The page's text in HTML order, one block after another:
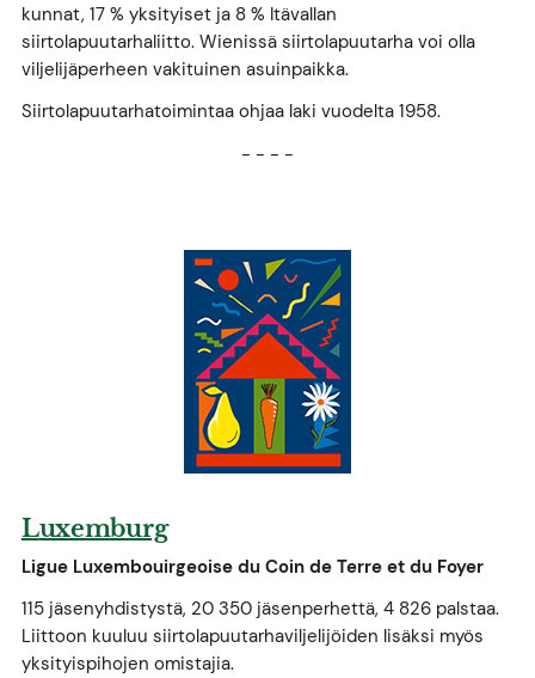
kunnat, 17 % yksityiset ja 8 % Itävallan
siirtolapuutarhaliitto. Wienissä siirtolapuutarha voi olla
viljelijäperheen vakituinen asuinpaikka.
Siirtolapuutarhatoimintaa ohjaa laki vuodelta 1958.
- - - -
Luxemburg
Ligue Luxembouirgeoise du Coin de Terre et du Foyer
115 jäsenyhdistystä, 20 350 jäsenperhettä, 4 826 palstaa.
Liittoon kuuluu siirtolapuutarhaviljelijöiden lisäksi myös
yksityispihojen omistajia.